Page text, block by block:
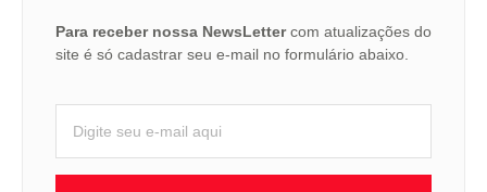
Para receber nossa NewsLettercom atualizações do
site é só cadastrar seu e-mail no formulário abaixo.